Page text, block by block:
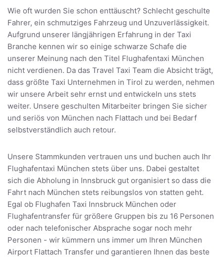
Wie oft wurden Sie schon enttäuscht? Schlecht geschulte
Fahrer, ein schmutziges Fahrzeug und Unzuverlässigkeit.
Aufgrund unserer längjährigen Erfahrung in der Taxi
Branche kennen wir so einige schwarze Schafe die
unserer Meinung nach den Titel Flughafentaxi München
nicht verdienen. Da das Travel Taxi Team die Absicht trägt,
dass größte Taxi Unternehmen in Tirol zu werden, nehmen
wir unsere Arbeit sehr ernst und entwickeln uns stets
weiter. Unsere geschulten Mitarbeiter bringen Sie sicher
und seriös von München nach Flattach und bei Bedarf
selbstverständlich auch retour.
Unsere Stammkunden vertrauen uns und buchen auch Ihr
Flughafentaxi München stets über uns. Dabei gestaltet
sich die Abholung in Innsbruck gut organisiert so dass die
Fahrt nach München stets reibungslos von statten geht.
Egal ob Flughafen Taxi Innsbruck München oder
Flughafentransfer für größere Gruppen bis zu 16 Personen
oder nach telefonischer Absprache sogar noch mehr
Personen - wir kümmern uns immer um Ihren München
Airport Flattach Transfer und garantieren Ihnen das beste